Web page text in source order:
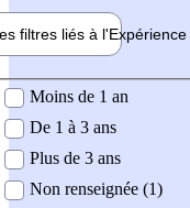
filtres liés à l'Expérience
demandée
Moins de 1 an
De 1 à 3 ans
Plus de 3 ans
Non renseignée (1)